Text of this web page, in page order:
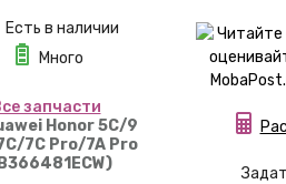
Есть в наличии
Много
запчасти
Honor 5C/9
7C Pro/7A Pro